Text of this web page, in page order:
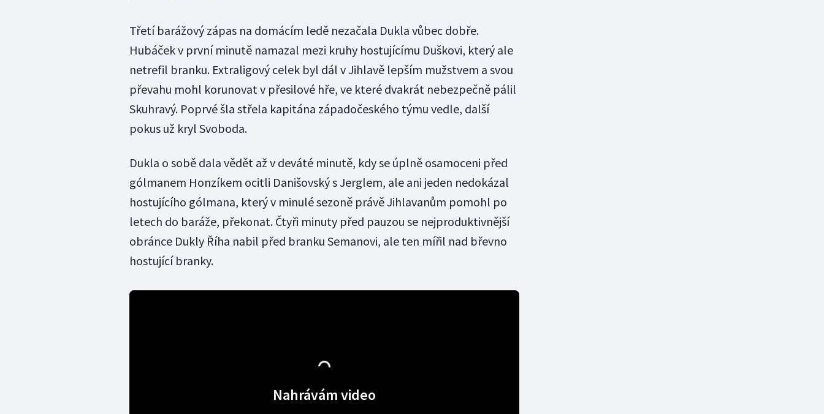
Třetí barážový zápas na domácím ledě nezačala Dukla vůbec dobře.
Hubáček v první minutě namazal mezi kruhy hostujícímu Duškovi, který ale
netrefil branku. Extraligový celek byl dál v Jihlavě lepším mužstvem a svou
převahu mohl korunovat v přesilové hře, ve které dvakrát nebezpečně pálil
Skuhravý. Poprvé šla střela kapitána západočeského týmu vedle, další
pokus už kryl Svoboda.
Dukla o sobě dala vědět až v deváté minutě, kdy se úplně osamoceni před
gólmanem Honzíkem ocitli Danišovský s Jerglem, ale ani jeden nedokázal
hostujícího gólmana, který v minulé sezoně právě Jihlavanům pomohl po
letech do baráže, překonat. Čtyři minuty před pauzou se nejproduktivnější
obránce Dukly Říha nabil před branku Semanovi, ale ten mířil nad břevno
hostující branky.
Nahrávám video